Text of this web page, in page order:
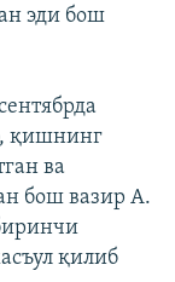
эди бош
қишнинг
ва
бош вазир А.
қилиб